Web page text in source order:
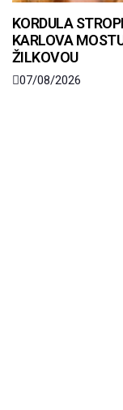
KORDULA
KARLOVA
ŽILKOVOU
07/08/2026